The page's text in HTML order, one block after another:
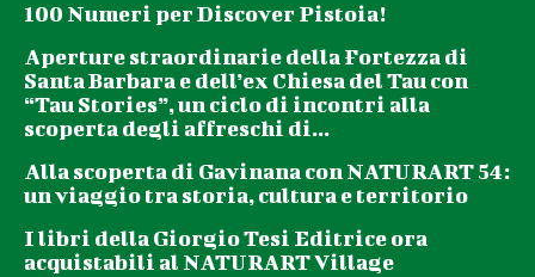
100 Numeri per Discover Pistoia!
Aperture straordinarie della Fortezza di
Santa Barbara e dell’ex Chiesa del Tau con
“Tau Stories”, un ciclo di incontri alla
scoperta degli affreschi di...
Alla scoperta di Gavinana con NATURART 54:
un viaggio tra storia, cultura e territorio
I libri della Giorgio Tesi Editrice ora
acquistabili al NATURART Village